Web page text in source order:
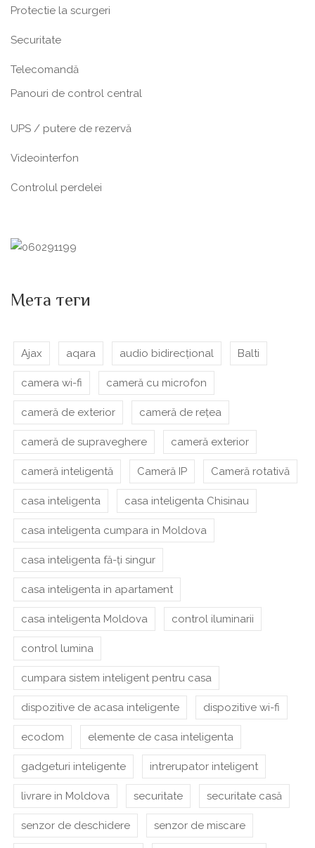
Protectie la scurgeri
Securitate
Telecomandă
Panouri de control central
UPS / putere de rezervă
Videointerfon
Сontrolul perdelei
Мета теги
Ajax aqara audio bidirecțional Balti
camera wi-fi cameră cu microfon
cameră de exterior cameră de rețea
cameră de supraveghere cameră exterior
cameră inteligentă Cameră IP Cameră rotativă
casa inteligenta casa inteligenta Chisinau
casa inteligenta cumpara in Moldova
casa inteligenta fă-ți singur
casa inteligenta in apartament
casa inteligenta Moldova control iluminarii
control lumina
cumpara sistem inteligent pentru casa
dispozitive de acasa inteligente dispozitive wi-fi
ecodom elemente de casa inteligenta
gadgeturi inteligente intrerupator inteligent
livrare in Moldova securitate securitate casă
senzor de deschidere senzor de miscare